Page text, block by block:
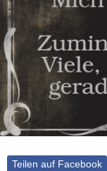
Teilen auf Facebook